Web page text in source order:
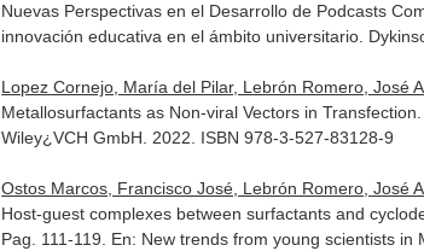
Nuevas Perspectivas en el Desarrollo de Podcasts
innovación educativa en el ámbito universitario .
Lopez Cornejo, María del Pilar, Lebrón Romero, José
Metallosurfactants as Non-viral Vectors in
Wiley¿VCH GmbH. 2022. ISBN 978-3-527-83128-9
Ostos Marcos, Francisco José, Lebrón Romero, José
Host-guest complexes between surfactants and
Pag. 111-119. En: New trends from young scientists in